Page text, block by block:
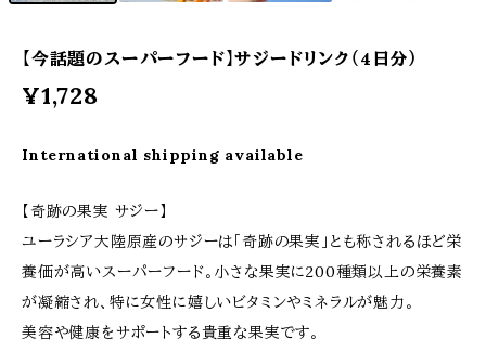
【今話題のスーパーフード】サジードリンク（4日分）
¥1,728
International shipping available
【奇跡の果実 サジー】
ユーラシア大陸原産のサジーは「奇跡の果実」とも称されるほど栄
養価が高いスーパーフード。小さな果実に200種類以上の栄養素
が凝縮され、特に女性に嬉しいビタミンやミネラルが魅力。
美容や健康をサポートする貴重な果実です。